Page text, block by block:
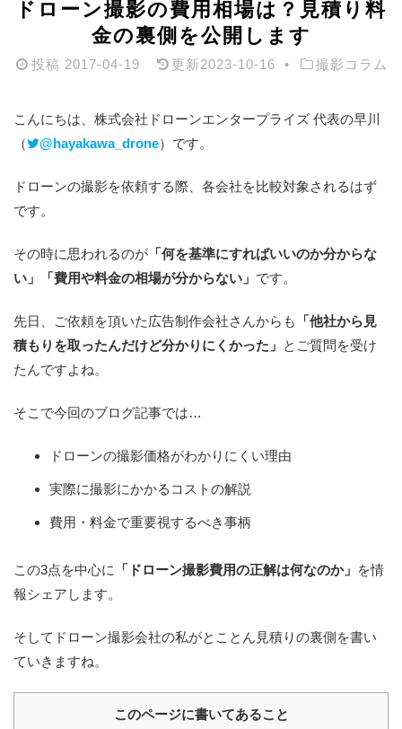
ドローン撮影の費用相場は？見積り料
金の裏側を公開します
投稿 2017-04-19 更新2023-10-16 撮影コラム
こんにちは、株式会社ドローンエンタープライズ 代表の早川
（
@hayakawa_drone）です。
ドローンの撮影を依頼する際、各会社を比較対象されるはず
です。
その時に思われるのが 「何を基準にすればいいのか分からな
い」「費用や料金の相場が分からない」 です。
先日、ご依頼を頂いた広告制作会社さんからも
「他社から見
積もりを取ったんだけど分かりにくかった」 とご質問を受け
たんですよね。
そこで今回のブログ記事では…
ドローンの撮影価格がわかりにくい理由
実際に撮影にかかるコストの解説
費用・料金で重要視するべき事柄
この3点を中心に 「ドローン撮影費用の正解は何なのか」 を情
報シェアします。
そしてドローン撮影会社の私がとことん見積りの裏側を書い
ていきますね。
このページに書いてあること